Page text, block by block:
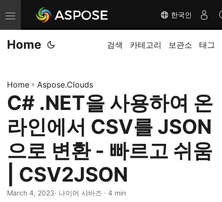
내
비
게
전
환
한국인
Home 검색 카테고리 보관소 태그
Home » Aspose.Clouds
C# .NET을 사용하여 온
라인에서 CSV를 JSON
으로 변환 - 빠르고 쉬움
| CSV2JSON
March 4, 2023· 나이어 샤바즈 · 4 min